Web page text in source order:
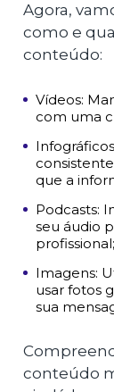
Agora,
como e
conteúdo:
Vídeos:
com uma
que a
Podcasts:
seu áudio
profissional;
Imagens:
usar fotos
sua
conteúdo